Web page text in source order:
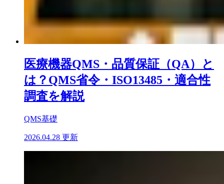
医療機器QMS・品質保証（QA）と
は？QMS省令・ISO13485・適合性
調査を解説
QMS基礎
2026.04.28 更新